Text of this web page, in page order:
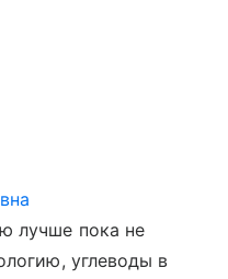
лучше пока не
углеводы в